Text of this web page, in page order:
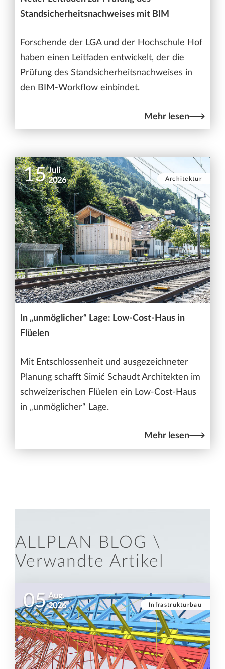
Standsicherheitsnachweises mit BIM
Forschende der LGA und der Hochschule Hof
haben einen Leitfaden entwickelt, der die
Prüfung des Standsicherheitsnachweises in
den BIM-Workflow einbindet.
Mehr lesen
15 Juli
2026
Architektur
In „unmöglicher“ Lage: Low-Cost-Haus in
Flüelen
Mit Entschlossenheit und ausgezeichneter
Planung schafft Simić Schaudt Architekten im
schweizerischen Flüelen ein Low-Cost-Haus
in „unmöglicher“ Lage.
Mehr lesen
ALLPLAN BLOG \
Verwandte Artikel
Infrastrukturbau
05 Aug.
2026